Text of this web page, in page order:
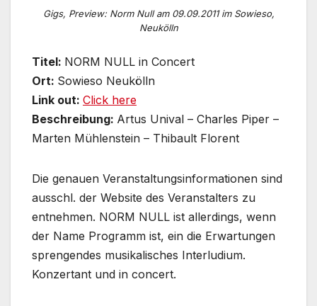
Gigs, Preview: Norm Null am 09.09.2011 im Sowieso,
Neukölln
Titel: NORM NULL in Concert
Ort: Sowieso Neukölln
Link out: Click here
Beschreibung: Artus Unival – Charles Piper –
Marten Mühlenstein – Thibault Florent
Die genauen Veranstaltungsinformationen sind
ausschl. der Website des Veranstalters zu
entnehmen. NORM NULL ist allerdings, wenn
der Name Programm ist, ein die Erwartungen
sprengendes musikalisches Interludium.
Konzertant und in concert.